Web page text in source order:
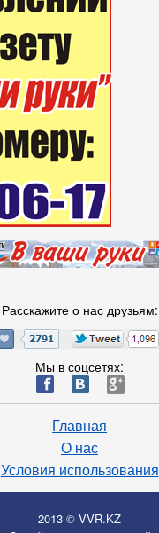
Расскажите о нас друзьям:
Мы в соцсетях:
ä æ è
Главная
О нас
Условия использования
2013 © VVR.KZ